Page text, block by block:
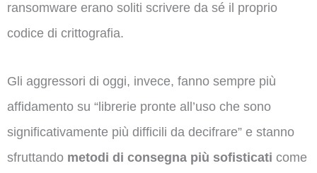
ransomware erano soliti scrivere da sé il proprio
codice di crittografia.
Gli aggressori di oggi, invece, fanno sempre più
affidamento su “librerie pronte all’uso che sono
significativamente più difficili da decifrare” e stanno
sfruttando metodi di consegna più sofisticati come